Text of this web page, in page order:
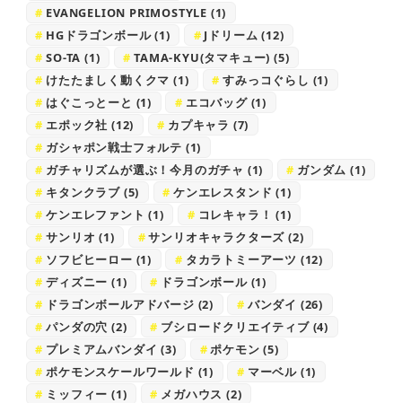
EVANGELION PRIMOSTYLE (1)
HGドラゴンボール(1) Jドリーム (12)
SO-TA (1) TAMA-KYU(タマキュー) (5)
けたたましく動くクマ (1) すみっコぐらし (1)
はぐこっとーと (1) エコバッグ(1)
エポック社 (12) カプキャラ (7)
ガシャポン戦士フォルテ (1)
ガチャリズムが選ぶ！今月のガチャ (1) ガンダム (1)
キタンクラブ (5) ケンエレスタンド (1)
ケンエレファント (1) コレキャラ！ (1)
サンリオ (1) サンリオキャラクターズ (2)
ソフビヒーロー (1) タカラトミーアーツ (12)
ディズニー (1) ドラゴンボール(1)
ドラゴンボールアドバージ (2) バンダイ (26)
パンダの穴 (2) ブシロードクリエイティブ(4)
プレミアムバンダイ (3) ポケモン (5)
ポケモンスケールワールド (1) マーベル (1)
ミッフィー (1) メガハウス (2)